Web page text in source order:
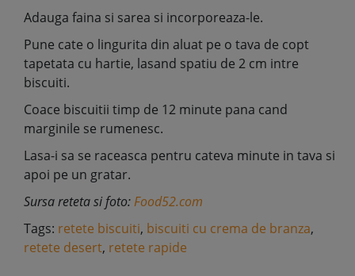
Adauga faina si sarea si incorporeaza-le.
Pune cate o lingurita din aluat pe o tava de copt
tapetata cu hartie, lasand spatiu de 2 cm intre
biscuiti.
Coace biscuitii timp de 12 minute pana cand
marginile se rumenesc.
Lasa-i sa se raceasca pentru cateva minute in tava si
apoi pe un gratar.
Sursa reteta si foto:Food52.com
Tags: retete biscuiti, biscuiti cu crema de branza,
retete desert, retete rapide